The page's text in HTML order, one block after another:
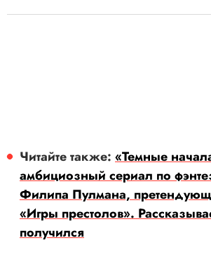
Читайте также: «Темные
амбициозный сериал по
Филипа Пулмана,
«Игры престолов».
получился